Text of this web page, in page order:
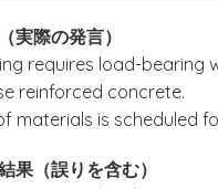
実際の発言）
requires load-bearing
reinforced concrete.
materials is scheduled
果（誤りを含む）